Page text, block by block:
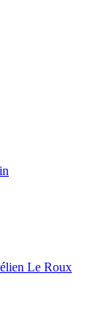
Le Roux